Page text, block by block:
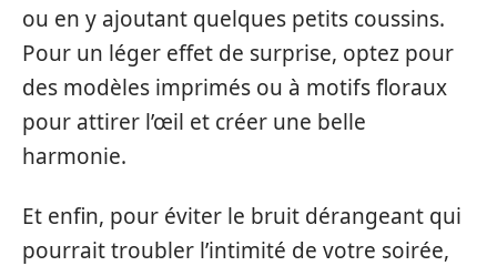
ou en y ajoutant quelques petits coussins.
Pour un léger effet de surprise, optez pour
des modèles imprimés ou à motifs floraux
pour attirer l’œil et créer une belle
harmonie.
Et enfin, pour éviter le bruit dérangeant qui
pourrait troubler l’intimité de votre soirée,